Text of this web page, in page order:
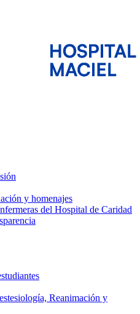
y homenajes
del Hospital de Caridad
Reanimación y